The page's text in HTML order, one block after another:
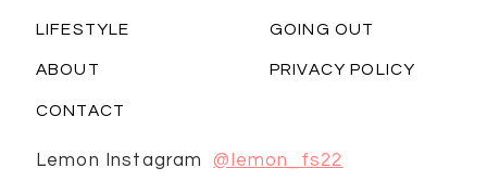
LIFESTYLE GOING OUT
ABOUT PRIVACY POLICY
CONTACT
Lemon Instagram @lemon_fs22